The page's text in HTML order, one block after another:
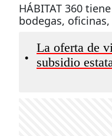
HÁBITAT 360
bodegas,
•
La oferta de
subsidio